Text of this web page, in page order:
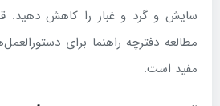
سایش و گرد و غبار را کاهش دهید.
مطالعه دفترچه راهنما برای
مفید است.